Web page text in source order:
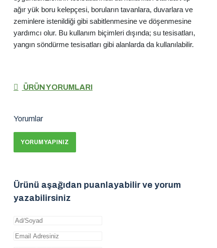
ağır yük boru kelepçesi, boruların tavanlara, duvarlara ve
zeminlere istenildiği gibi sabitlenmesine ve döşenmesine
yardımcı olur. Bu kullanım biçimleri dışında; su tesisatları,
yangın söndürme tesisatları gibi alanlarda da kullanılabilir.
ÜRÜN YORUMLARI
Yorumlar
YORUM YAPINIZ
Ürünü aşağıdan puanlayabilir ve yorum
yazabilirsiniz